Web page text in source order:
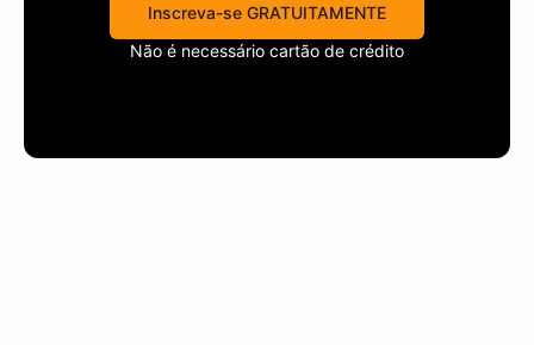
Inscreva-se GRATUITAMENTE
Não é necessário cartão de crédito